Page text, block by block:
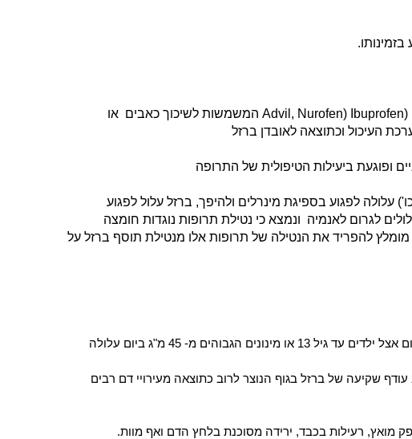
(
Ibuprofen
(
Advil, Nurofen המשמשות לשיכוך כאבים או
העיכול וכתוצאה לאובדן ברזל
ופוגעת ביעילות הטיפולית של התרופה
) עלולה לפגוע בספיגת מינרלים ולהיפך, ברזל עלול לפגוע
לגרום לאנמיה ונמצא כי נטילת תרופות נוגדות חומצה
להפריד את הנטילה של תרופות אלו מנטילת תוסף ברזל על
) של תוספים או תרופות המכילים ברזל במינונים הגבוהים מ- 40 מ"ג ליום אצל ילדים עד גיל 13 או מינונים הגבוהים מ- 45 מ"ג ביום עלולה
שקיעה של ברזל בגוף הנוצר לרוב כתוצאה מעירויי דם רבים
מואץ, רעילות בכבד, ירידה מסוכנת בלחץ הדם ואף מוות.